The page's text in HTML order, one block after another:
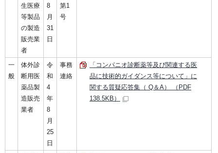
生医療
等製品
の製造
販売業
者
8
月
31
日
第1
号
一
般
体外診
断用医
薬品製
造販売
業者
令
和
4
年
8
月
25
日
事務
連絡
「コンパニオ診断薬等及び関連する医
品に技術的ガイダンス等について」に
関する質疑応答集（ Q＆A） （PDF
138.5KB）